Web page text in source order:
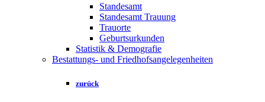
Standesamt
Standesamt Trauung
Trauorte
Geburtsurkunden
Statistik & Demografie
Bestattungs- und Friedhofsangelegenheiten
zurück